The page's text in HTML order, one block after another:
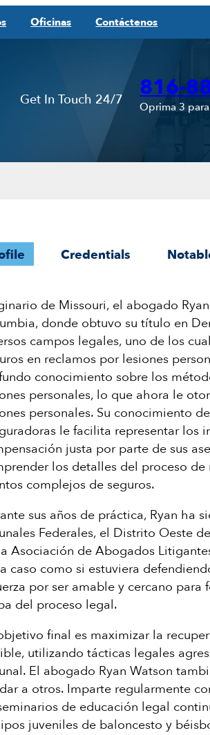
Oficinas Contáctenos
Get In Touch 24/7 816-
Oprima 3
Credentials
de Missouri, el abogado
donde obtuvo su título en
campos legales, uno de los
en reclamos por lesiones
conocimiento sobre los
personales, lo que ahora le
personales. Su conocimiento
le facilita representar los
justa por parte de sus
los detalles del proceso
complejos de seguros.
sus años de práctica, Ryan ha
Federales, el Distrito Oeste
Asociación de Abogados
caso como si estuviera
por ser amable y cercano
del proceso legal.
final es maximizar la
utilizando tácticas legales
El abogado Ryan Watson
a otros. Imparte regularmente
de educación legal
juveniles de baloncesto y